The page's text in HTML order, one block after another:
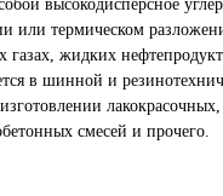
высокодисперсное
или термическом
жидких
в шинной и
смесей и прочего.